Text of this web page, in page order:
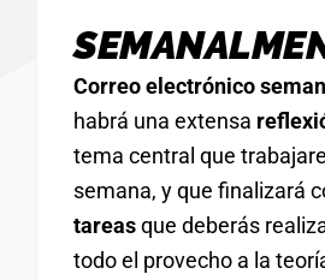
Correo electrónico
habrá una extensa
tema central que
semana, y que finalizará
tareasque deberás
todo el provecho a la